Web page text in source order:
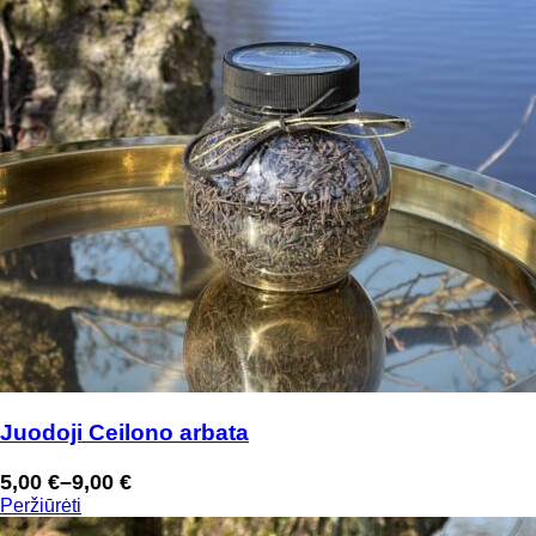
Juodoji Ceilono arbata
5,00 €–9,00 €
Price
range:
Peržiūrėti